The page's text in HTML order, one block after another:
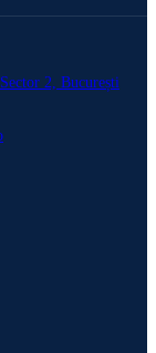
2, București